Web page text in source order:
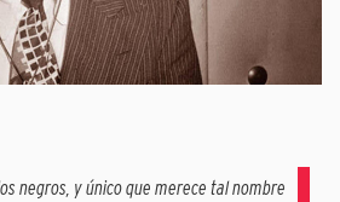
negros, y único que merece tal nombre